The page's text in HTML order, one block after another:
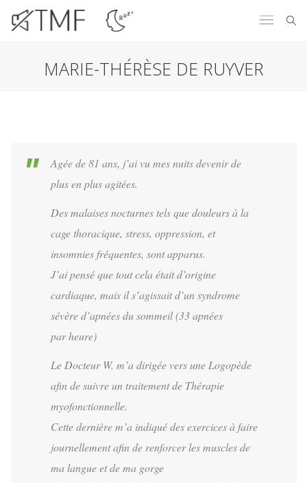
MARIE-THÉRÈSE DE RUYVER
Agée de 81 ans, j’ai vu mes nuits devenir de
plus en plus agitées.
Des malaises nocturnes tels que douleurs à la
cage thoracique, stress, oppression, et
insomnies fréquentes, sont apparus.
J’ai pensé que tout cela était d’origine
cardiaque, mais il s’agissait d’un syndrome
sévère d’apnées du sommeil (33 apnées
par heure)
Le Docteur W. m’a dirigée vers une Logopède
afin de suivre un traitement de Thérapie
myofonctionnelle.
Cette dernière m’a indiqué des exercices à faire
journellement afin de renforcer les muscles de
ma langue et de ma gorge